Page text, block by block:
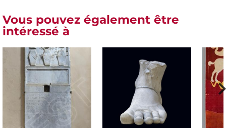
Vous pouvez également être
intéressé à